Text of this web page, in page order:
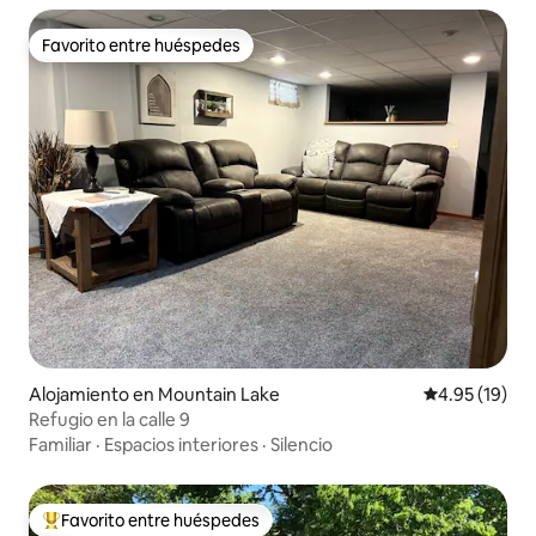
Favorito entre huéspedes
Favorito entre huéspedes
Alojamiento en Mountain Lake Calificación
4.95 (19)
Refugio en la calle 9
Familiar · Espacios interiores · Silencio
Favorito entre huéspedes preferido
Favorito entre huéspedes